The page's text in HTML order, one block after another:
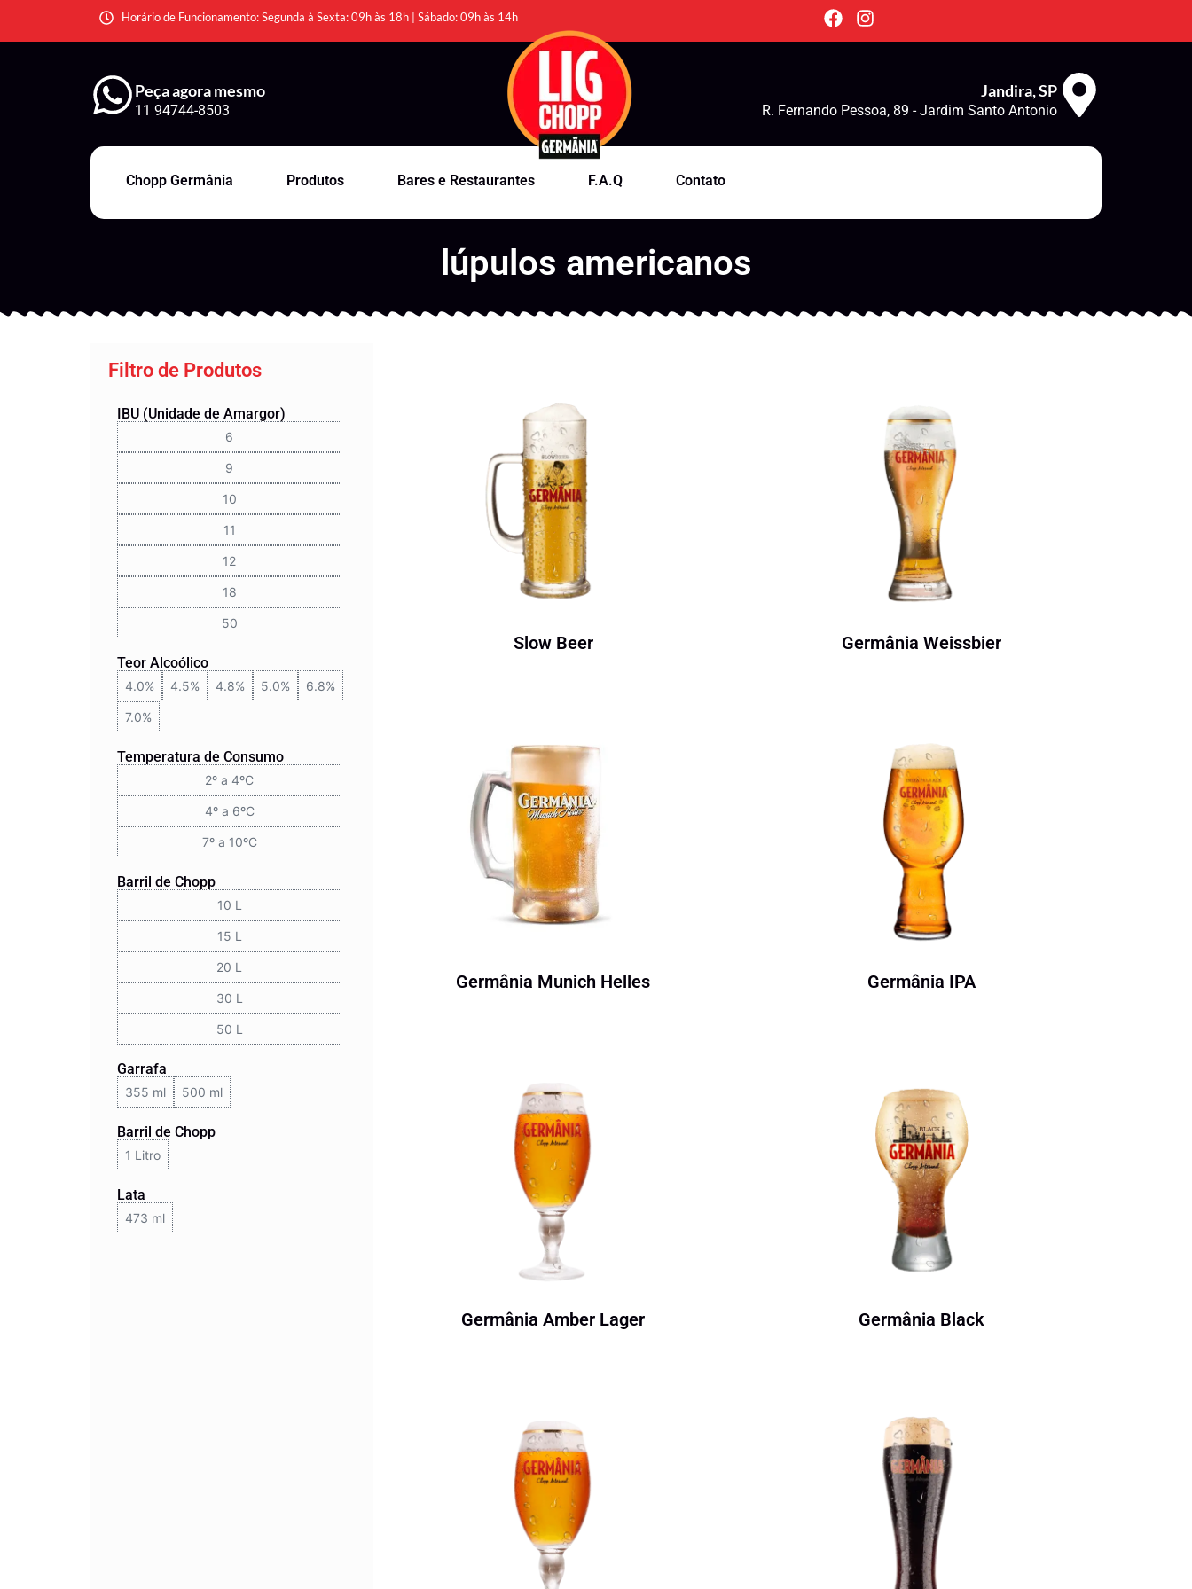
Horário de Funcionamento: Segunda à Sexta: 09h às 18h | Sábado: 09h às 14h
Peça agora mesmo
11 94744-8503
Jandira, SP
R. Fernando Pessoa, 89 - Jardim Santo Antonio
Chopp Germânia Produtos Bares e Restaurantes F.A.Q Contato
lúpulos americanos
Filtro de Produtos
IBU (Unidade de Amargor)
6
9
10
11
12
18
50
Teor Alcoólico
4.0% 4.5% 4.8% 5.0% 6.8%
7.0%
Temperatura de Consumo
2º a 4ºC
4º a 6ºC
7º a 10ºC
Barril de Chopp
10 L
15 L
20 L
30 L
50 L
Garrafa
355 ml 500 ml
Barril de Chopp
1 Litro
Lata
473 ml
Slow Beer Germânia Weissbier
Germânia Munich Helles Germânia IPA
Germânia Amber Lager Germânia Black